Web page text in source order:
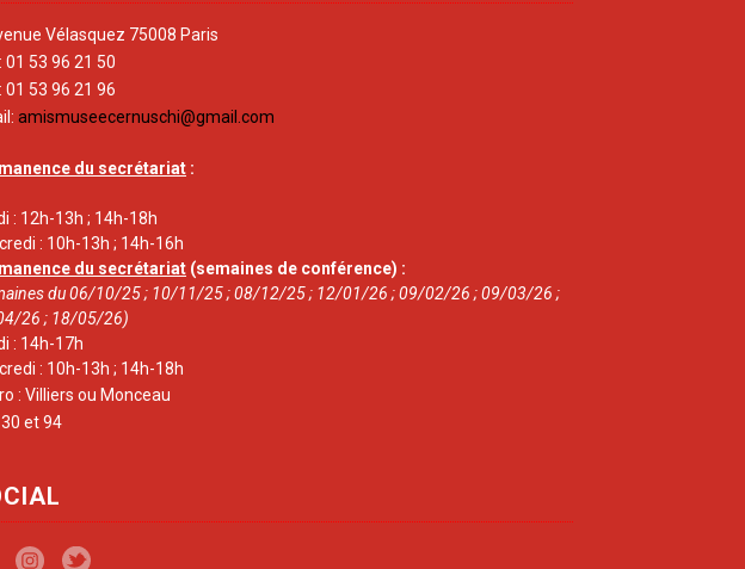
Vélasquez 75008 Paris
01 53 96 21 50
01 53 96 21 96
amismuseecernuschi@gmail.com
du secrétariat :
: 12h-13h ; 14h-18h
: 10h-13h ; 14h-16h
du secrétariat (semaines de conférence) :
du 06/10/25 ; 10/11/25 ; 08/12/25 ; 12/01/26 ; 09/02/26 ; 09/03/26 ;
26 ; 18/05/26)
: 14h-17h
: 10h-13h ; 14h-18h
: Villiers ou Monceau
30 et 94